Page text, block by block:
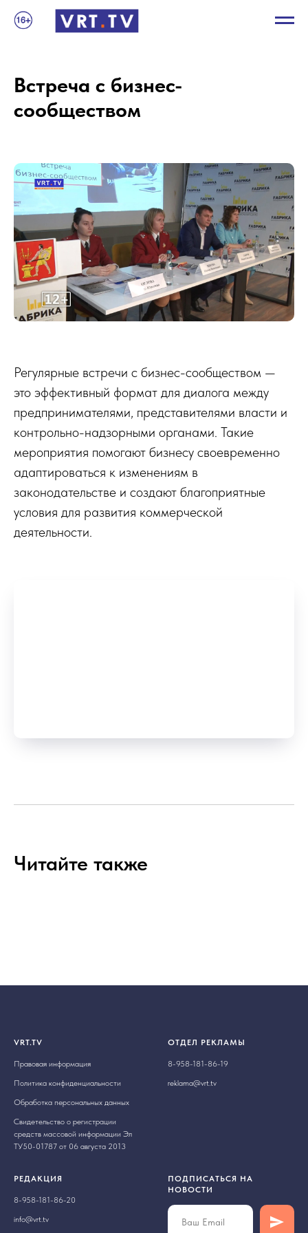
Встреча с бизнес-
сообществом
Регулярные встречи с бизнес-сообществом —
это эффективный формат для диалога между
предпринимателями, представителями власти и
контрольно-надзорными органами. Такие
мероприятия помогают бизнесу своевременно
адаптироваться к изменениям в
законодательстве и создают благоприятные
условия для развития коммерческой
деятельности.
Читайте также
VRT.TV
Правовая информация
Политика конфиденциальности
Обработка персональных данных
Свидетельство о регистрации
средств массовой информации Эл
ТУ50-01787 от 06 августа 2013
ОТДЕЛ РЕКЛАМЫ
8-958-181-86-19
reklama@vrt.tv
РЕДАКЦИЯ
8-958-181-86-20
info@vrt.tv
ПОДПИСАТЬСЯ НА
НОВОСТИ